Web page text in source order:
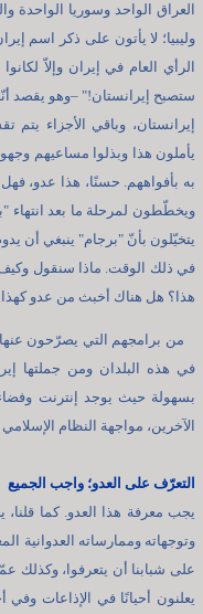
العراق الواحد وسوريا الواحدة
وليبيا؛ لا يأتون على ذكر اسم
الرأي العام في إيران وإلاّ
ستصبح إيرانستان!" –وهو يقصد
إيرانستان، وباقي الأجزاء يتم
يأملون هذا وبذلوا مساعيهم
به بأفواههم. حسنًا، هذا عدو،
ويخطّطون لمرحلة ما بعد انتهاء
يتخيّلون بأنّ "برجام" ينبغي أن
في ذلك الوقت. ماذا سنقول
هذا؟ هل هناك أخبث من عدو كهذا؟
من برامجهم التي يصرّحون
في هذه البلدان ومن جملتها
بسهولة حيث يوجد إنترنت
الآخرين، مواجهة النظام
التعرّف على العدو؛ واجب الجميع
يجب معرفة هذا العدو. كما
وتوجهاته وممارساته العدوانية
على شبابنا أن يتعرفوا، وكذلك
يعلنون أحيانًا في الإذاعات